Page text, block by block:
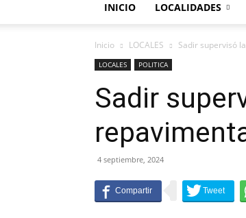
INICIO LOCALIDADES
Inicio LOCALES Sadir supervisó
LOCALES POLITICA
Sadir
4 septiembre, 2024